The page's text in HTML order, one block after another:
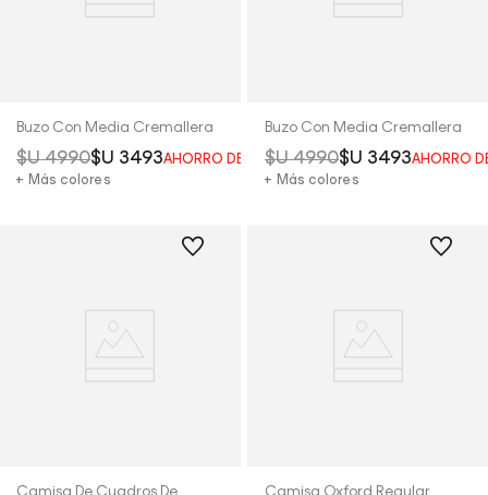
Buzo Con Media Cremallera
$U 4990$U 3493AHORRO DEL
30%
+ Más colores
Buzo Con Media Cremallera
$U 4990$U 3493AHORRO
+ Más colores